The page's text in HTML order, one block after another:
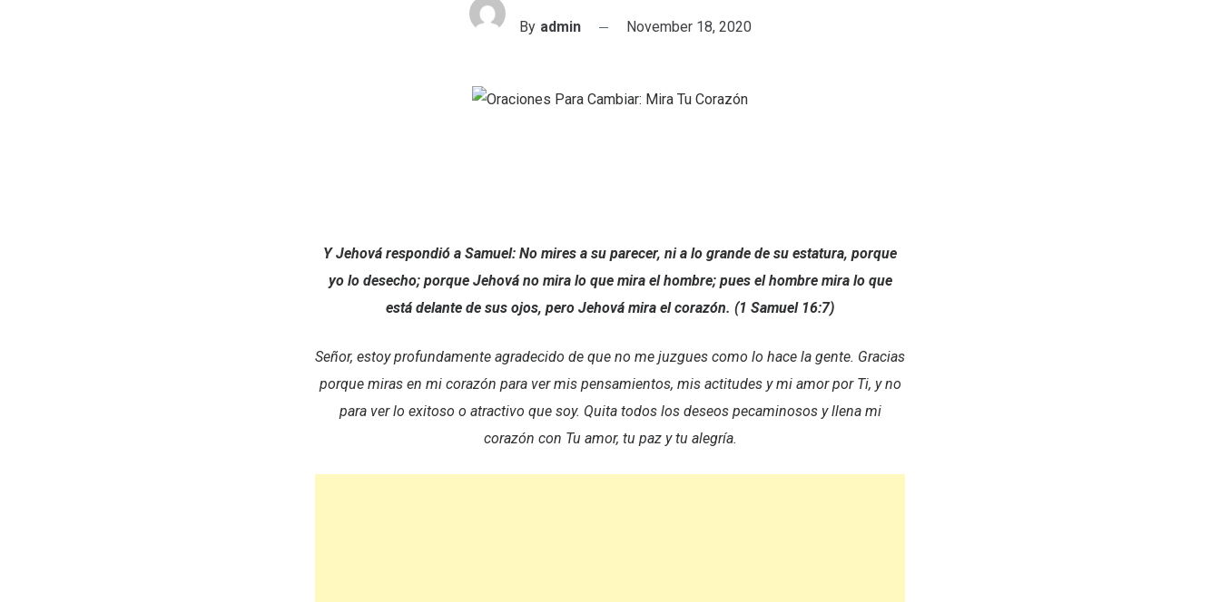
By admin November 18, 2020
Y Jehová respondió a Samuel: No mires a su parecer, ni a lo grande de su estatura, porque
yo lo desecho; porque Jehová no mira lo que mira el hombre; pues el hombre mira lo que
está delante de sus ojos, pero Jehová mira el corazón. (1 Samuel 16:7)
Señor, estoy profundamente agradecido de que no me juzgues como lo hace la gente. Gracias
porque miras en mi corazón para ver mis pensamientos, mis actitudes y mi amor por Ti, y no
para ver lo exitoso o atractivo que soy. Quita todos los deseos pecaminosos y llena mi
corazón con Tu amor, tu paz y tu alegría.